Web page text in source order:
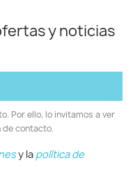
y noticias
Por ello, lo invitamos a ver
de contacto.
y la política de